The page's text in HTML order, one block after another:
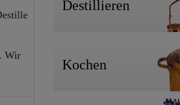
Wir
Destillieren
Kochen